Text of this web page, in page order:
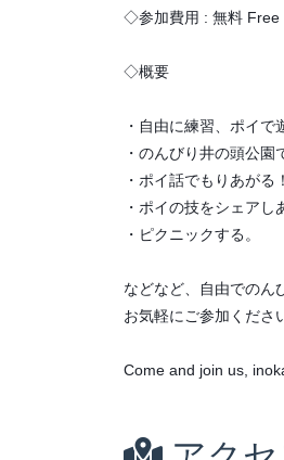
◇参加費用 : 無料 Free
◇概要
・自由に練習、ポイで
・のんびり井の頭公園
・ポイ話でもりあがる！
・ポイの技をシェアし
・ピクニックする。
などなど、自由でのん
お気軽にご参加くださ
Come and join us,